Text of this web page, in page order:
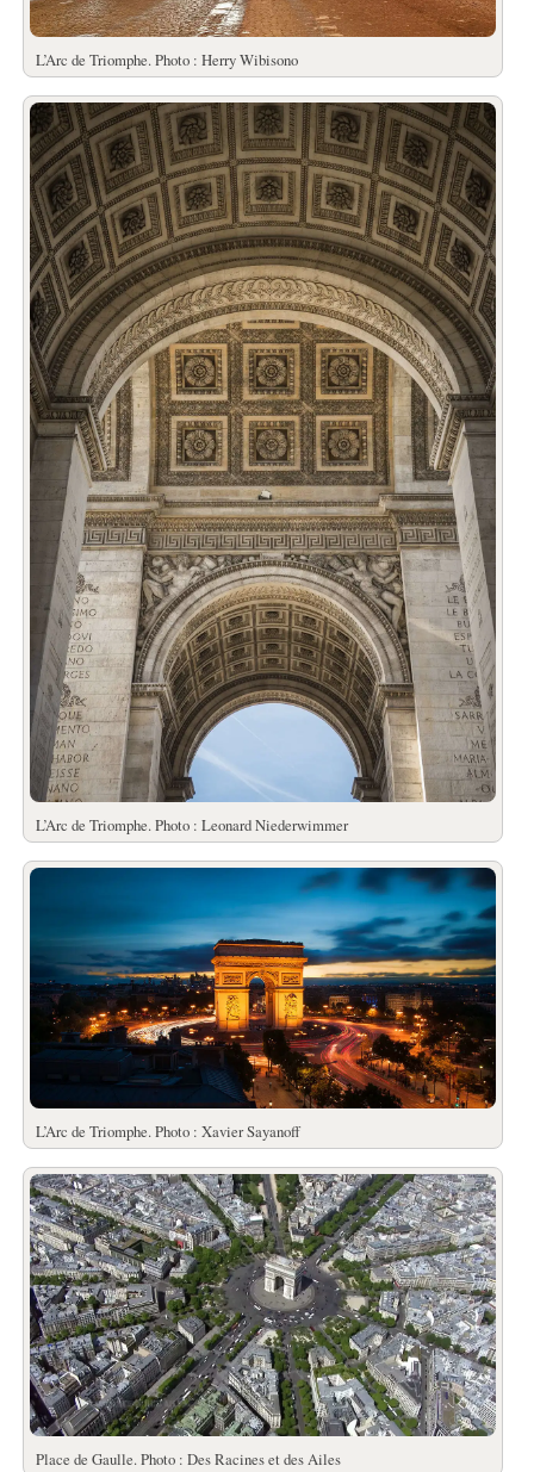
L’Arc de Triomphe. Photo : Herry Wibisono
L’Arc de Triomphe. Photo : Leonard Niederwimmer
L’Arc de Triomphe. Photo : Xavier Sayanoff
Place de Gaulle. Photo : Des Racines et des Ailes